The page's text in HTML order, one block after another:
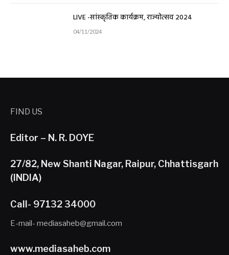
LIVE -सांस्कृतिक कार्यक्रम, राज्योत्सव 2024
04/11/2024
FIND US
Editor – N. R. DOYE
27/82, New Shanti Nagar, Raipur, Chhattisgarh
(INDIA)
Call- 97132 34000
E-mail- mediasaheb@gmail.com
www.mediasaheb.com